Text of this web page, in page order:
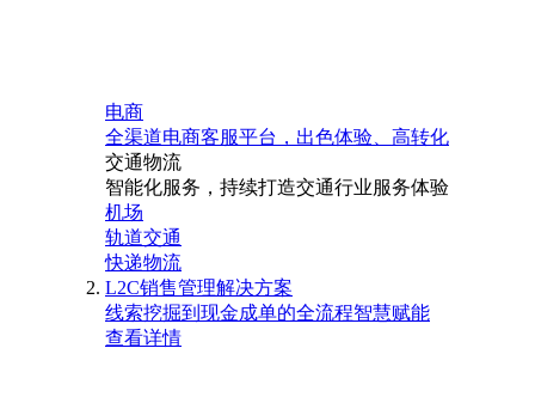
电商
全渠道电商客服平台，出色体验、高转化
交通物流
智能化服务，持续打造交通行业服务体验
机场
轨道交通
快递物流
L2C销售管理解决方案
线索挖掘到现金成单的全流程智慧赋能
查看详情